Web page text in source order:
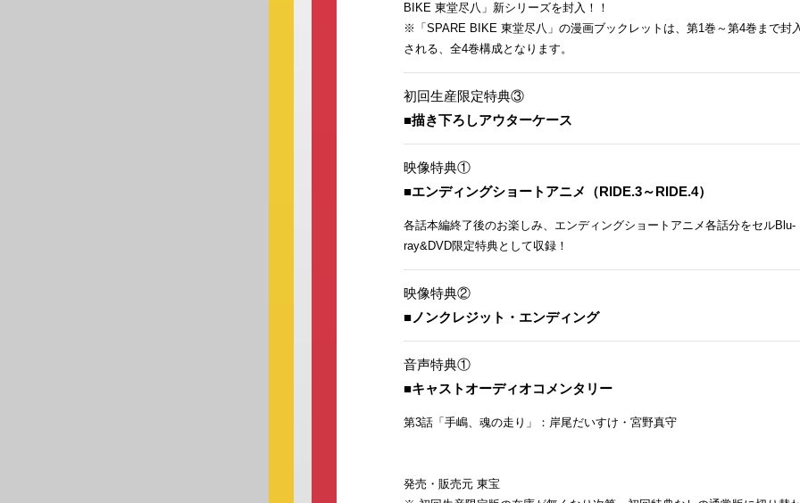
BIKE 東堂尽八」新シリーズを封入！！
※「SPARE BIKE 東堂尽八」の漫画ブックレットは、第1巻～第4巻まで封
される、全4巻構成となります。
初回生産限定特典③
■描き下ろしアウターケース
映像特典①
■エンディングショートアニメ（RIDE.3～RIDE.4）
各話本編終了後のお楽しみ、エンディングショートアニメ各話分をセルBlu-
ray&DVD限定特典として収録！
映像特典②
■ノンクレジット・エンディング
音声特典①
■キャストオーディオコメンタリー
第3話「手嶋、魂の走り」：岸尾だいすけ・宮野真守
発売・販売元 東宝